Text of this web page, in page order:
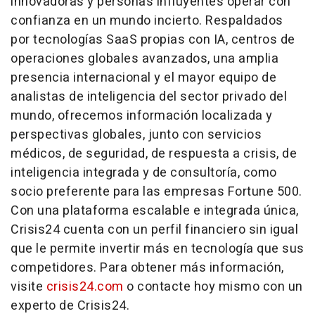
confianza en un mundo incierto. Respaldados
por tecnologías SaaS propias con IA, centros de
operaciones globales avanzados, una amplia
presencia internacional y el mayor equipo de
analistas de inteligencia del sector privado del
mundo, ofrecemos información localizada y
perspectivas globales, junto con servicios
médicos, de seguridad, de respuesta a crisis, de
inteligencia integrada y de consultoría, como
socio preferente para las empresas Fortune 500.
Con una plataforma escalable e integrada única,
Crisis24 cuenta con un perfil financiero sin igual
que le permite invertir más en tecnología que sus
competidores. Para obtener más información,
visite crisis24.com o contacte hoy mismo con un
experto de Crisis24.